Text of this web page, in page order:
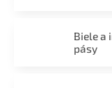
Biele a
pásy